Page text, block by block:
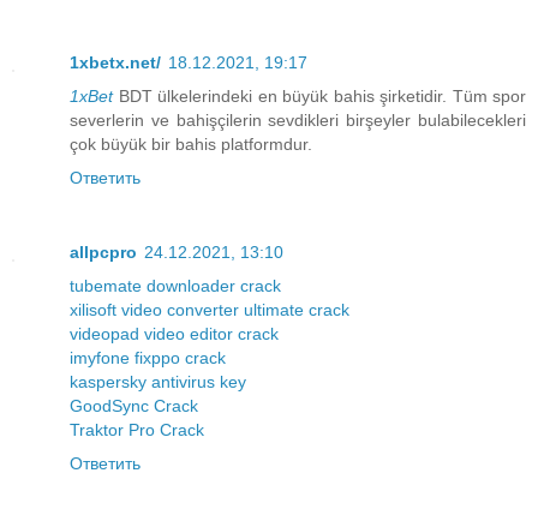
1xbetx.net/ 18.12.2021, 19:17
1xBetBDT ülkelerindeki en büyük bahis şirketidir. Tüm spor
severlerin ve bahişçilerin sevdikleri birşeyler bulabilecekleri
çok büyük bir bahis platformdur.
Ответить
allpcpro 24.12.2021, 13:10
tubemate downloader crack
xilisoft video converter ultimate crack
videopad video editor crack
imyfone fixppo crack
kaspersky antivirus key
GoodSync Crack
Traktor Pro Crack
Ответить